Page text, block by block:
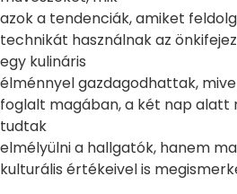
azok a tendenciák, amiket
technikát használnak az
egy kulináris
élménnyel gazdagodhattak,
foglalt magában, a két nap alatt
tudtak
elmélyülni a hallgatók, hanem
kulturális értékeivel is